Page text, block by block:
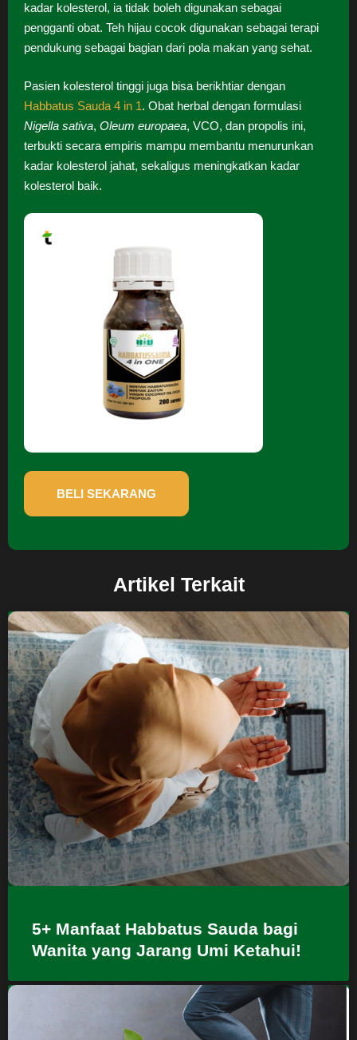
kadar kolesterol, ia tidak boleh digunakan sebagai
pengganti obat. Teh hijau cocok digunakan sebagai terapi
pendukung sebagai bagian dari pola makan yang sehat.
Pasien kolesterol tinggi juga bisa berikhtiar dengan
Habbatus Sauda 4 in 1. Obat herbal dengan formulasi
Nigella sativa, Oleum europaea, VCO, dan propolis ini,
terbukti secara empiris mampu membantu menurunkan
kadar kolesterol jahat, sekaligus meningkatkan kadar
kolesterol baik.
BELI SEKARANG
Artikel Terkait
5+ Manfaat Habbatus Sauda bagi
Wanita yang Jarang Umi Ketahui!